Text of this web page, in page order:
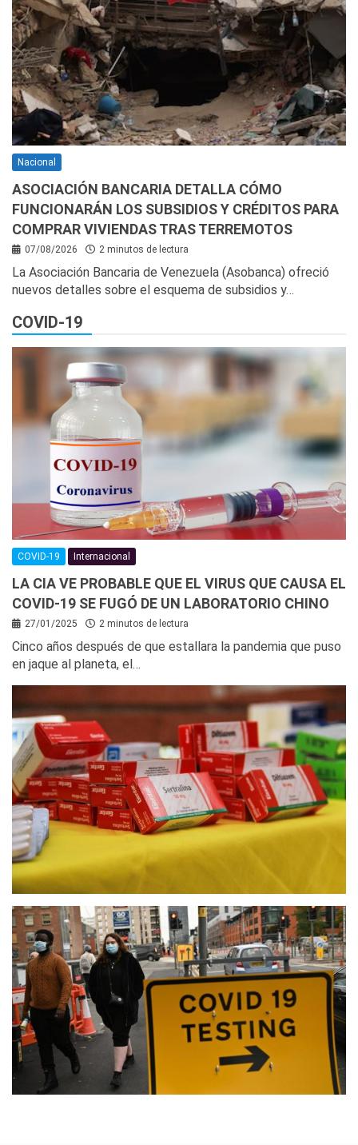
Nacional
ASOCIACIÓN BANCARIA DETALLA CÓMO
FUNCIONARÁN LOS SUBSIDIOS Y CRÉDITOS PARA
COMPRAR VIVIENDAS TRAS TERREMOTOS
07/08/2026 2 minutos de lectura
La Asociación Bancaria de Venezuela (Asobanca) ofreció
nuevos detalles sobre el esquema de subsidios y…
COVID-19
COVID-19 Internacional
LA CIA VE PROBABLE QUE EL VIRUS QUE CAUSA EL
COVID-19 SE FUGÓ DE UN LABORATORIO CHINO
27/01/2025 2 minutos de lectura
Cinco años después de que estallara la pandemia que puso
en jaque al planeta, el…